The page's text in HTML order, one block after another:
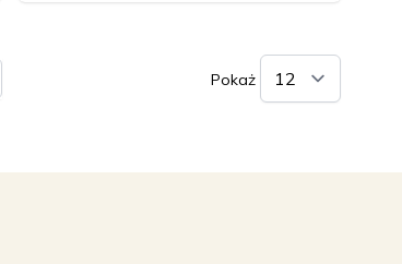
Pokaż